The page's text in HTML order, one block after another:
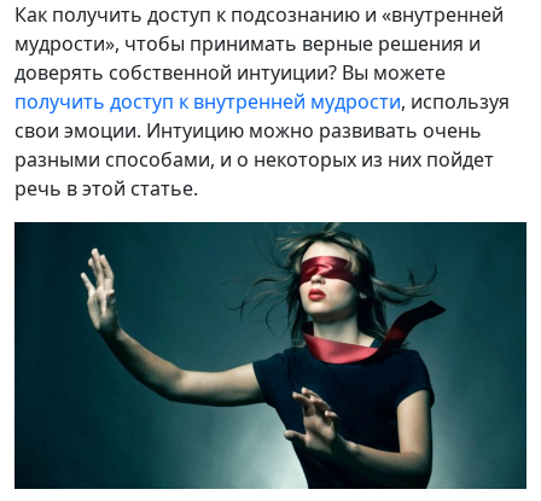
Как получить доступ к подсознанию и «внутренней
мудрости», чтобы принимать верные решения и
доверять собственной интуиции? Вы можете
получить доступ к внутренней мудрости, используя
свои эмоции. Интуицию можно развивать очень
разными способами, и о некоторых из них пойдет
речь в этой статье.